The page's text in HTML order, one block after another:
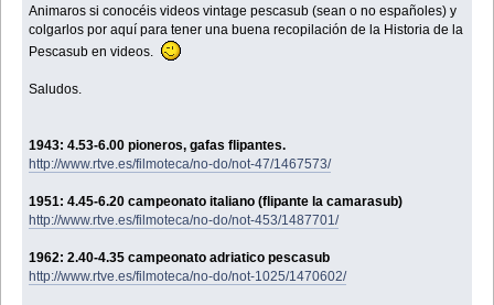
Animaros si conocéis videos vintage pescasub (sean o no españoles) y
colgarlos por aquí para tener una buena recopilación de la Historia de la
Pescasub en videos.
Saludos.
1943: 4.53-6.00 pioneros, gafas flipantes.
http://www.rtve.es/filmoteca/no-do/not-47/1467573/
1951: 4.45-6.20 campeonato italiano (flipante la camarasub)
http://www.rtve.es/filmoteca/no-do/not-453/1487701/
1962: 2.40-4.35 campeonato adriatico pescasub
http://www.rtve.es/filmoteca/no-do/not-1025/1470602/